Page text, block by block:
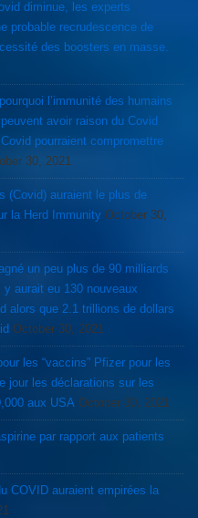
diminue, les experts
probable recrudescence de
des boosters en masse.
l’immunité des humains
avoir raison du Covid
pourraient compromettre
30, 2021
(Covid) auraient le plus de
la Herd Immunity October 30,
un peu plus de 90 milliards
aurait eu 130 nouveaux
alors que 2.1 trillions de dollars
October 30, 2021
les “vaccins” Pfizer pour les
jour les déclarations sur les
aux USA October 30, 2021
par rapport aux patients
empirées la